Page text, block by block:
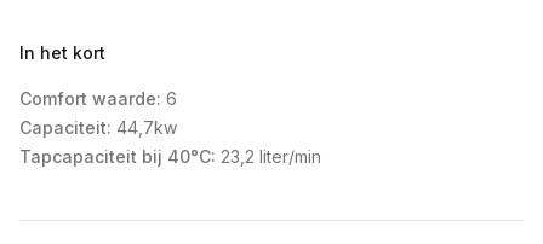
In het kort
Comfort waarde: 6
Capaciteit: 44,7kw
Tapcapaciteit bij 40°C: 23,2 liter/min